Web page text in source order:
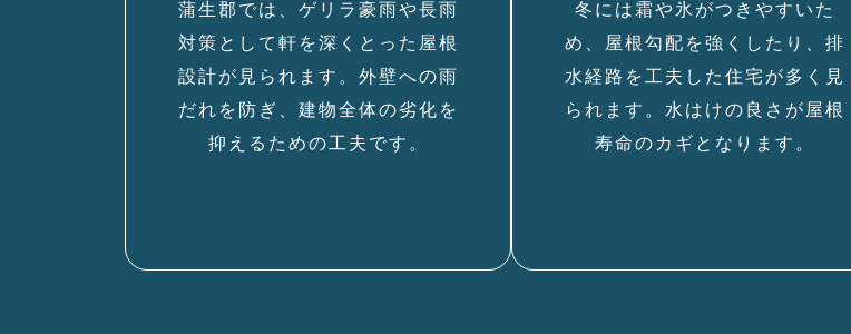
蒲生郡では、ゲリラ豪雨や長雨
対策として軒を深くとった屋根
設計が見られます。外壁への雨
だれを防ぎ、建物全体の劣化を
抑えるための工夫です。
冬には霜や氷がつきやすいた
め、屋根勾配を強くしたり、排
水経路を工夫した住宅が多く見
られます。水はけの良さが屋根
寿命のカギとなります。